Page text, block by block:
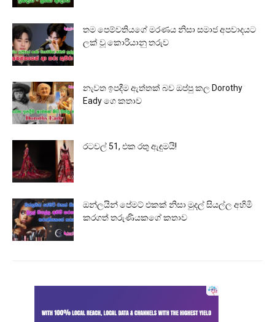
තම පෙම්වතියගේ මරණය නිසා සමාජ අපවාදයට
ලක් වූ කොරියානු තරුව
නැවත ඉපදීම ඇත්තක් බව ඔප්පු කල Dorothy
Eady ගෙ කතාව
රටවල් 51, එක රතු ඇඳුමයි!
ඔන්ලයින් පේමට් එකක් නිසා මුදල් සියල්ල අහිමි
කරගත් තරුණියකගේ කතාව